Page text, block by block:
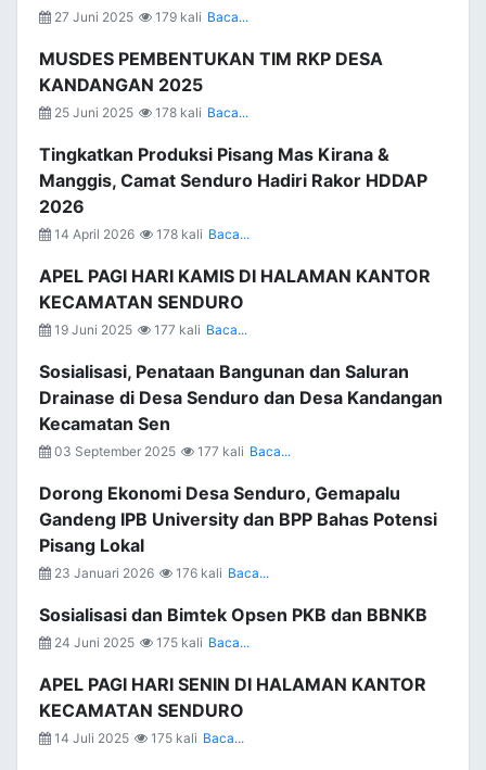
27 Juni 2025 179 kali Baca...
MUSDES PEMBENTUKAN TIM RKP DESA
KANDANGAN 2025
25 Juni 2025 178 kali Baca...
Tingkatkan Produksi Pisang Mas Kirana &
Manggis, Camat Senduro Hadiri Rakor HDDAP
2026
14 April 2026 178 kali Baca...
APEL PAGI HARI KAMIS DI HALAMAN KANTOR
KECAMATAN SENDURO
19 Juni 2025 177 kali Baca...
Sosialisasi, Penataan Bangunan dan Saluran
Drainase di Desa Senduro dan Desa Kandangan
Kecamatan Sen
03 September 2025 177 kali Baca...
Dorong Ekonomi Desa Senduro, Gemapalu
Gandeng IPB University dan BPP Bahas Potensi
Pisang Lokal
23 Januari 2026 176 kali Baca...
Sosialisasi dan Bimtek Opsen PKB dan BBNKB
24 Juni 2025 175 kali Baca...
APEL PAGI HARI SENIN DI HALAMAN KANTOR
KECAMATAN SENDURO
14 Juli 2025 175 kali Baca...